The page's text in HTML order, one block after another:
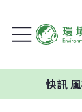
快訊風機